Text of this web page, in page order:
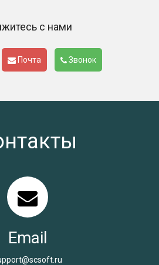
с нами
Почта Звонок
Email